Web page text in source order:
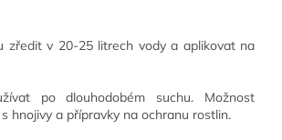
zředit v 20-25 litrech vody a aplikovat na
po dlouhodobém suchu. Možnost
hnojivy a přípravky na ochranu rostlin.